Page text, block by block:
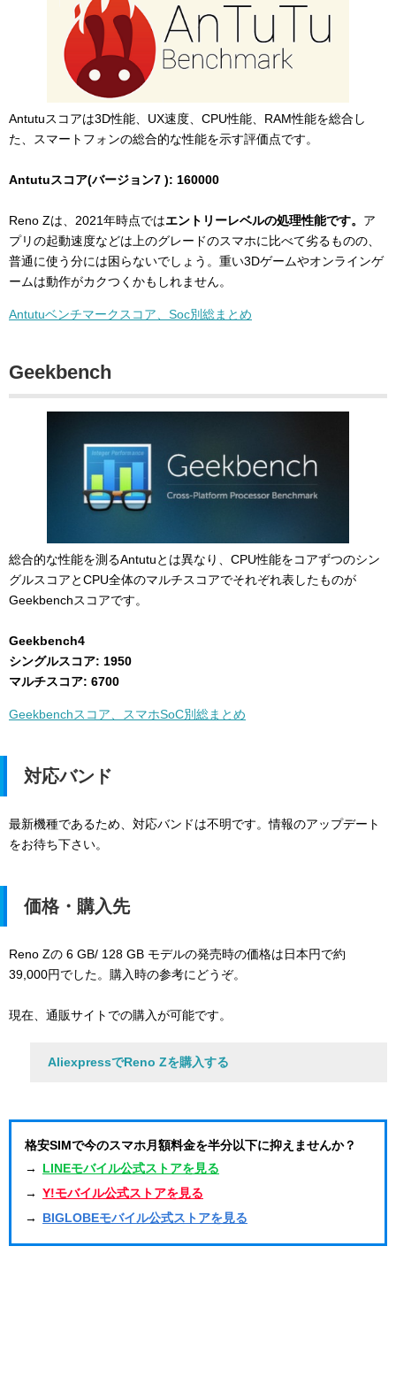
Antutuスコアは3D性能、UX速度、CPU性能、RAM性能を総合し
た、スマートフォンの総合的な性能を示す評価点です。
Antutuスコア(バージョン7 ): 160000
Reno Zは、2021年時点ではエントリーレベルの処理性能です。 ア
プリの起動速度などは上のグレードのスマホに比べて劣るものの、
普通に使う分には困らないでしょう。重い3Dゲームやオンラインゲ
ームは動作がカクつくかもしれません。
Antutuベンチマークスコア、Soc別総まとめ
Geekbench
総合的な性能を測るAntutuとは異なり、CPU性能をコアずつのシン
グルスコアとCPU全体のマルチスコアでそれぞれ表したものが
Geekbenchスコアです。
Geekbench4
シングルスコア: 1950
マルチスコア: 6700
Geekbenchスコア、スマホSoC別総まとめ
対応バンド
最新機種であるため、対応バンドは不明です。情報のアップデート
をお待ち下さい。
価格・購入先
Reno Zの 6 GB/ 128 GB モデルの発売時の価格は日本円で約
39,000円でした。購入時の参考にどうぞ。
現在、通販サイトでの購入が可能です。
AliexpressでReno Zを購入する
格安SIMで今のスマホ月額料金を半分以下に抑えませんか？
→
LINEモバイル公式ストアを見る
→ Y!モバイル公式ストアを見る
→
BIGLOBEモバイル公式ストアを見る